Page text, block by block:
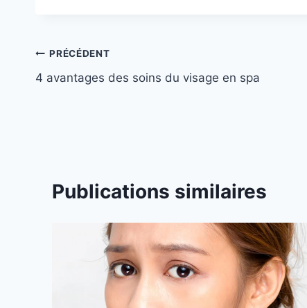
Navigation
de
PRÉCÉDENT
4 avantages des soins du visage en spa
Publications similaires